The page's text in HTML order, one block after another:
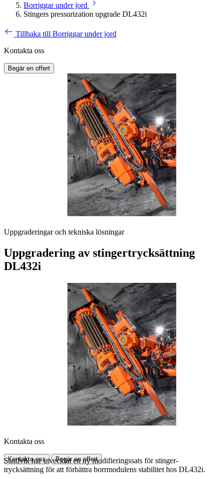
Borriggar under jord
Stingers pressurization upgrade DL432i
Tillbaka till Borriggar under jord
Kontakta oss
Begär en offert
Uppgraderingar och tekniska lösningar
Uppgradering av stingertrycksättning
DL432i
Kontakta oss
Kontakta oss Begär en offert
Sandvik har utvecklat en ny modifieringssats för stinger-
trycksättning för att förbättra borrmodulens stabilitet hos DL432i.